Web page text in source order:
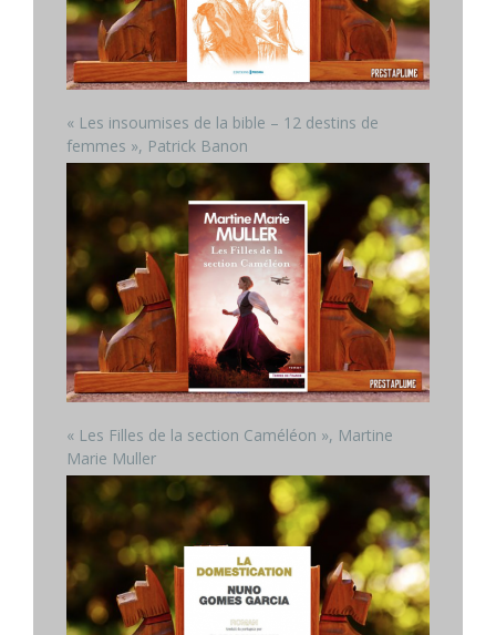
« Les insoumises de la bible – 12 destins de
femmes », Patrick Banon
« Les Filles de la section Caméléon », Martine
Marie Muller